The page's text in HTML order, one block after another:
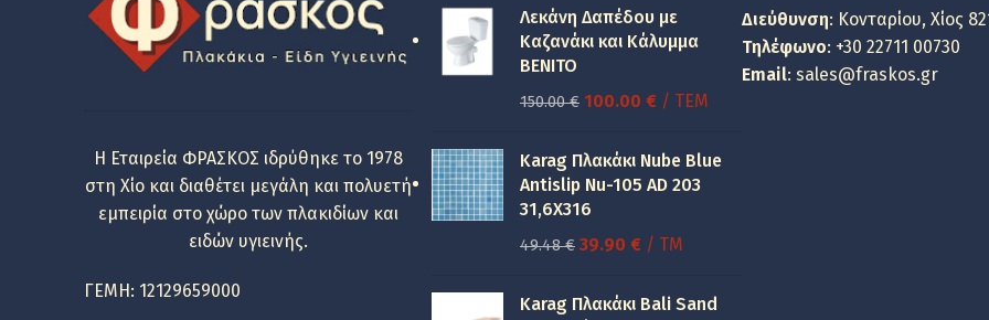
Η Εταιρεία ΦΡΑΣΚΟΣ ιδρύθηκε το 1978
στη Χίο και διαθέτει μεγάλη και πολυετή
εμπειρία στο χώρο των πλακιδίων και
ειδών υγιεινής.
ΓΕΜΗ: 12129659000
Λεκάνη Δαπέδου με
Καζανάκι και Κάλυμμα
BENITO
150.00€ Original
was:
150.00 €.
100.00 €Η
τιμή
είναι:
/ ΤΕΜ
Karag Πλακάκι Nube Blue
Antislip Nu-105 AD 203
31,6X316
49.48€ Original
was:
39.90 €Η
τιμή
/ TM
Karag Πλακάκι Bali Sand
Διεύθυνση: Κονταρίου, Χίος
Τηλέφωνο: +30 22711 00730
Email: sales@fraskos.gr